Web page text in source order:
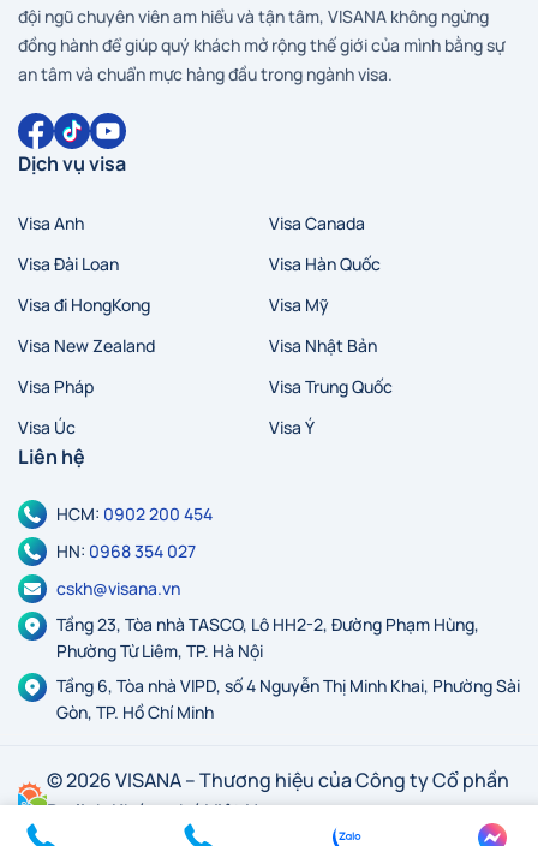
đội ngũ chuyên viên am hiểu và tận tâm, VISANA không ngừng
đồng hành để giúp quý khách mở rộng thế giới của mình bằng sự
an tâm và chuẩn mực hàng đầu trong ngành visa.
Dịch vụ visa
Visa Anh
Visa Canada
Visa Đài Loan
Visa Hàn Quốc
Visa đi HongKong
Visa Mỹ
Visa New Zealand
Visa Nhật Bản
Visa Pháp
Visa Trung Quốc
Visa Úc
Visa Ý
Liên hệ
HCM: 0902 200 454
HN: 0968 354 027
cskh@visana.vn
Tầng 23, Tòa nhà TASCO, Lô HH2-2, Đường Phạm Hùng,
Phường Từ Liêm, TP. Hà Nội
Tầng 6, Tòa nhà VIPD, số 4 Nguyễn Thị Minh Khai, Phường Sài
Gòn, TP. Hồ Chí Minh
© 2026 VISANA – Thương hiệu của Công ty Cổ phần
Du lịch Khám phá Việt Nam